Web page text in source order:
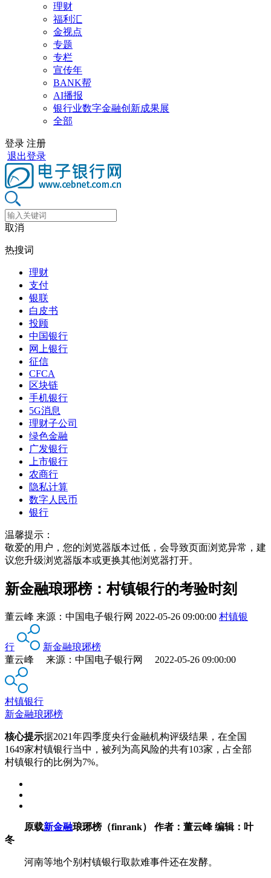
理财
福利汇
金视点
专题
专栏
宣传年
BANK帮
AI播报
银行业数字金融创新成果展
全部
登录 注册
退出登录
取消
热搜词
理财
支付
银联
白皮书
投顾
中国银行
网上银行
征信
CFCA
区块链
手机银行
5G消息
理财子公司
绿色金融
广发银行
上市银行
农商行
隐私计算
数字人民币
银行
温馨提示：
敬爱的用户，您的浏览器版本过低，会导致页面浏览异常，建
议您升级浏览器版本或更换其他浏览器打开。
新金融琅琊榜：村镇银行的考验时刻
董云峰 来源： 中国电子银行网 2022-05-26 09:00:00 村镇银
行
新金融琅琊榜
董云峰 来源：中国电子银行网 2022-05-26 09:00:00
村镇银行
新金融琅琊榜
核心提示据2021年四季度央行金融机构评级结果，在全国
1649家村镇银行当中，被列为高风险的共有103家，占全部
村镇银行的比例为7%。
原载新金融琅琊榜（finrank） 作者：董云峰 编辑：叶
冬
河南等地个别村镇银行取款难事件还在发酵。